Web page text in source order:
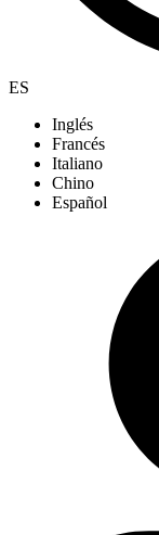
ES
Inglés
Francés
Italiano
Chino
Español